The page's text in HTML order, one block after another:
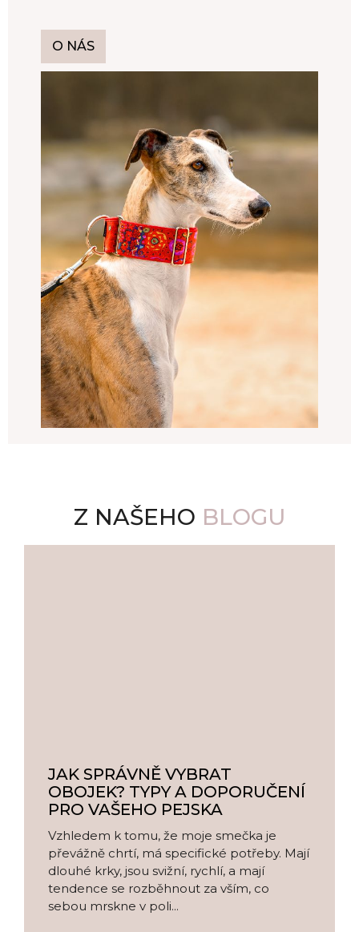
O NÁS
Z NAŠEHO BLOGU
JAK SPRÁVNĚ VYBRAT
OBOJEK? TYPY A DOPORUČENÍ
PRO VAŠEHO PEJSKA
Vzhledem k tomu, že moje smečka je
převážně chrtí, má specifické potřeby. Mají
dlouhé krky, jsou svižní, rychlí, a mají
tendence se rozběhnout za vším, co
sebou mrskne v poli...